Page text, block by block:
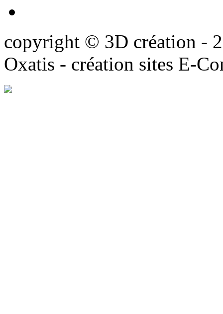
copyright © 3D création -
Oxatis - création sites E-